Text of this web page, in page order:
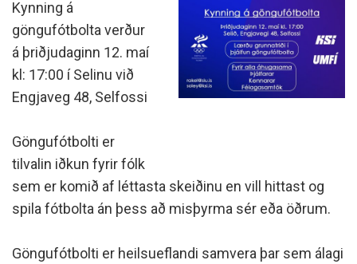
Kynning á
göngufótbolta verður
á þriðjudaginn 12. maí
kl: 17:00 í Selinu við
Engjaveg 48, Selfossi
Göngufótbolti er
tilvalin iðkun fyrir fólk
sem er komið af léttasta skeiðinu en vill hittast og
spila fótbolta án þess að misþyrma sér eða öðrum.
Göngufótbolti er heilsueflandi samvera þar sem álagi